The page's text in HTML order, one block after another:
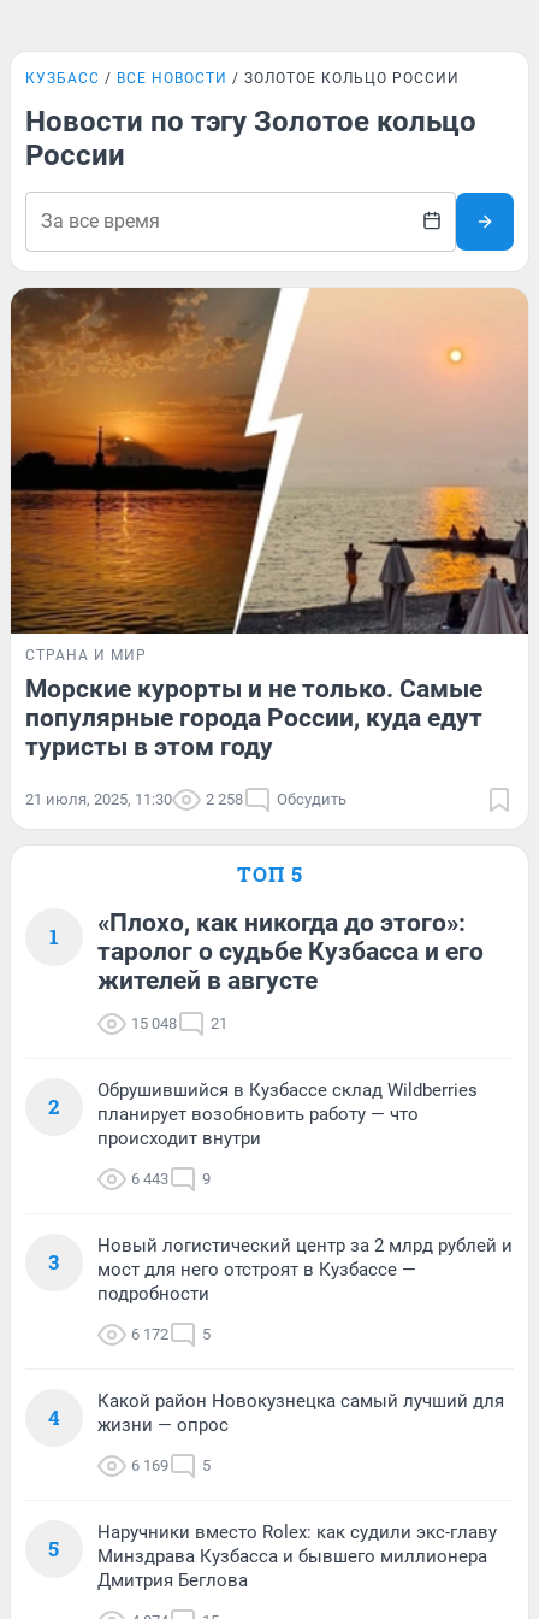
КУЗБАСС ВСЕ НОВОСТИ ЗОЛОТОЕ КОЛЬЦО РОССИИ
Новости по тэгу Золотое кольцо
России
СТРАНА И МИР
Морские курорты и не только. Самые
популярные города России, куда едут
туристы в этом году
21 июля, 2025, 11:30 2 258 Обсудить
ТОП 5
1
«Плохо, как никогда до этого»:
таролог о судьбе Кузбасса и его
жителей в августе
15 048 21
2
Обрушившийся в Кузбассе склад Wildberries
планирует возобновить работу — что
происходит внутри
6 443 9
3
Новый логистический центр за 2 млрд рублей и
мост для него отстроят в Кузбассе —
подробности
6 172 5
4
Какой район Новокузнецка самый лучший для
жизни — опрос
6 169 5
5
Наручники вместо Rolex: как судили экс-главу
Минздрава Кузбасса и бывшего миллионера
Дмитрия Беглова